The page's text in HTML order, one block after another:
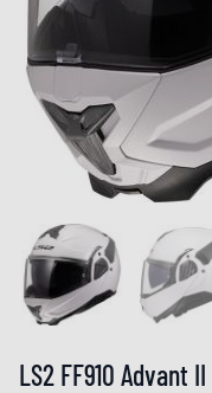
LS2 FF910 Advant